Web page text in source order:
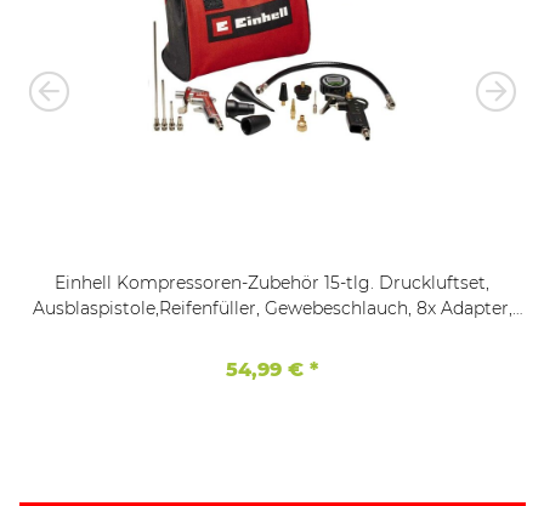
Einhell Kompressoren-Zubehör 15-tlg. Druckluftset,
Ausblaspistole,Reifenfüller, Gewebeschlauch, 8x Adapter,
54,99 € *